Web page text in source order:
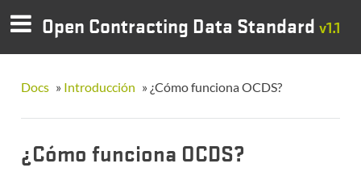
Open Contracting Data Standard v1.1
Docs » Introducción » ¿Cómo funciona OCDS?
¿Cómo funciona OCDS?